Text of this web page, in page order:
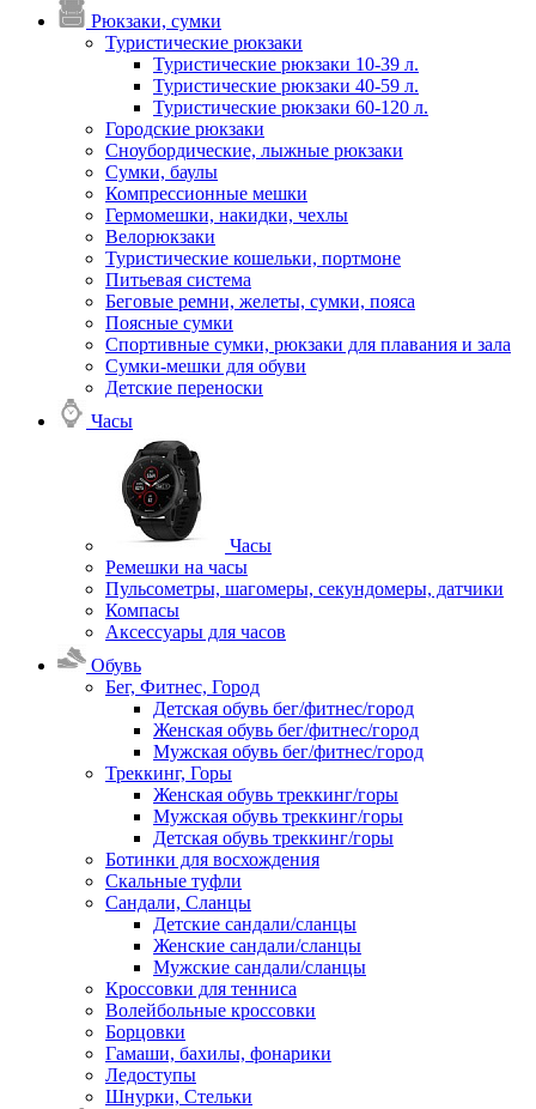
Рюкзаки, сумки
Туристические рюкзаки
Туристические рюкзаки 10-39 л.
Туристические рюкзаки 40-59 л.
Туристические рюкзаки 60-120 л.
Городские рюкзаки
Сноубордические, лыжные рюкзаки
Сумки, баулы
Компрессионные мешки
Гермомешки, накидки, чехлы
Велорюкзаки
Туристические кошельки, портмоне
Питьевая система
Беговые ремни, желеты, сумки, пояса
Поясные сумки
Спортивные сумки, рюкзаки для плавания и зала
Сумки-мешки для обуви
Детские переноски
Часы
Часы
Ремешки на часы
Пульсометры, шагомеры, секундомеры, датчики
Компасы
Аксессуары для часов
Обувь
Бег, Фитнес, Город
Детская обувь бег/фитнес/город
Женская обувь бег/фитнес/город
Мужская обувь бег/фитнес/город
Треккинг, Горы
Женская обувь треккинг/горы
Мужская обувь треккинг/горы
Детская обувь треккинг/горы
Ботинки для восхождения
Скальные туфли
Сандали, Сланцы
Детские сандали/сланцы
Женские сандали/сланцы
Мужские сандали/сланцы
Кроссовки для тенниса
Волейбольные кроссовки
Борцовки
Гамаши, бахилы, фонарики
Ледоступы
Шнурки, Стельки